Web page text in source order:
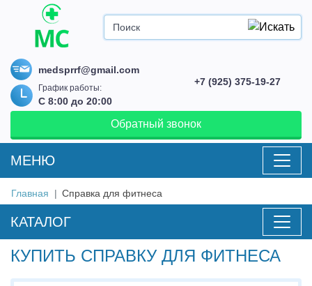
medsprrf@gmail.com
График работы:
С 8:00 до 20:00
+7 (925) 375-19-27
Обратный звонок
MEНЮ
Главная Справка для фитнеса
КАТАЛОГ
КУПИТЬ СПРАВКУ ДЛЯ ФИТНЕСА